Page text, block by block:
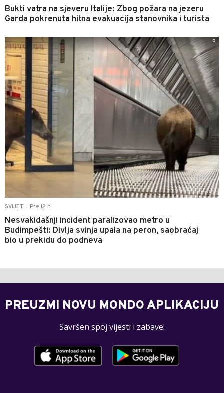
Bukti vatra na sjeveru Italije: Zbog požara na jezeru
Garda pokrenuta hitna evakuacija stanovnika i turista
SVIJET Pre 12 h
Nesvakidašnji incident paralizovao metro u
Budimpešti: Divlja svinja upala na peron, saobraćaj
bio u prekidu do podneva
0
PREUZMI NOVU MONDO APLIKACIJU
Savršen spoj vijesti i zabave.